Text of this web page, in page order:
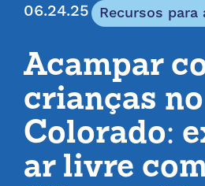
06.24.25
Recursos
Acampar
crianças no
Colorado:
ar livre